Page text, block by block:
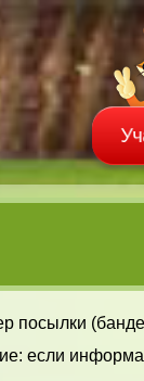
посылки
если